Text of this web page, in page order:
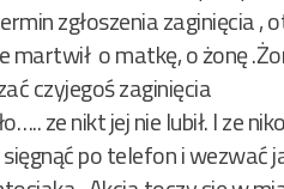
zgłoszenia zaginięcia ,
martwił o matkę, o żonę
czyjegoś zaginięcia
ze nikt jej nie lubił. I ze
po telefon i wezwać